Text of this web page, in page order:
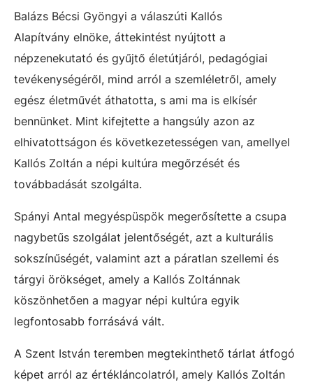
Balázs Bécsi Gyöngyi a válaszúti Kallós
Alapítvány elnöke, áttekintést nyújtott a
népzenekutató és gyűjtő életútjáról, pedagógiai
tevékenységéről, mind arról a szemléletről, amely
egész életművét áthatotta, s ami ma is elkísér
bennünket. Mint kifejtette a hangsúly azon az
elhivatottságon és következetességen van, amellyel
Kallós Zoltán a népi kultúra megőrzését és
továbbadását szolgálta.
Spányi Antal megyéspüspök megerősítette a csupa
nagybetűs szolgálat jelentőségét, azt a kulturális
sokszínűségét, valamint azt a páratlan szellemi és
tárgyi örökséget, amely a Kallós Zoltánnak
köszönhetően a magyar népi kultúra egyik
legfontosabb forrásává vált.
A Szent István teremben megtekinthető tárlat átfogó
képet arról az értékláncolatról, amely Kallós Zoltán